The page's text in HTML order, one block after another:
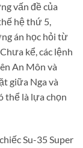
vấn đề của
hệ thứ 5,
án học hỏi từ
kể, các lệnh
An Môn và
giữa Nga và
thể là lựa chọn
Su-35 Super